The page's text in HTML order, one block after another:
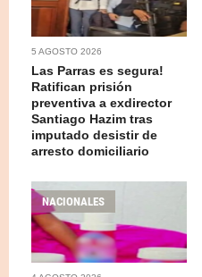
5 AGOSTO 2026
Las Parras es segura!
Ratifican prisión
preventiva a exdirector
Santiago Hazim tras
imputado desistir de
arresto domiciliario
NACIONALES